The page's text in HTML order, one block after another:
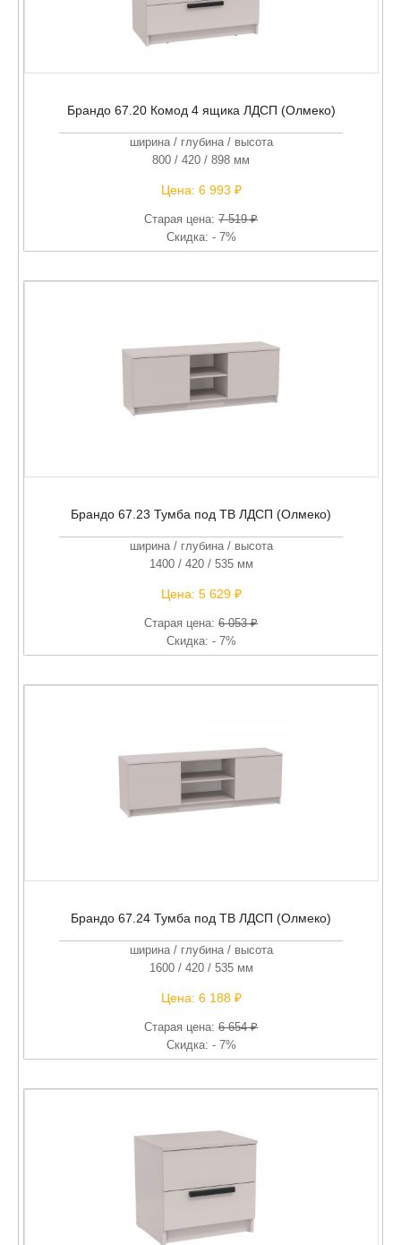
Брандо 67.20 Комод 4 ящика ЛДСП (Олмеко)
ширина / глубина / высота
800 / 420 / 898 мм
Цена: 6 993 ₽
Старая цена: 7 519 ₽
Скидка: - 7%
Брандо 67.23 Тумба под ТВ ЛДСП (Олмеко)
ширина / глубина / высота
1400 / 420 / 535 мм
Цена: 5 629 ₽
Старая цена: 6 053 ₽
Скидка: - 7%
Брандо 67.24 Тумба под ТВ ЛДСП (Олмеко)
ширина / глубина / высота
1600 / 420 / 535 мм
Цена: 6 188 ₽
Старая цена: 6 654 ₽
Скидка: - 7%